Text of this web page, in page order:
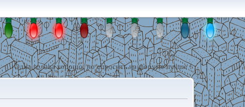
Одна голова хорошо, но спросить на форуме лучше !